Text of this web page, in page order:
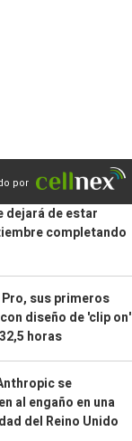
por
dejará de estar
completando
sus primeros
diseño de 'clip on'
horas
se
al engaño en una
del Reino Unido